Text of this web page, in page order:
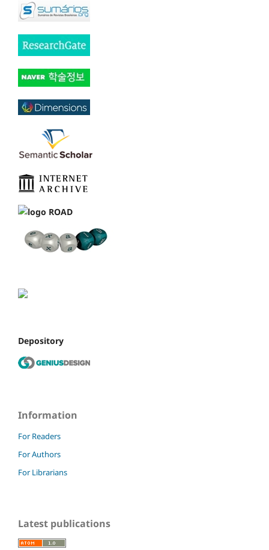
Depository
Information
For Readers
For Authors
For Librarians
Latest publications